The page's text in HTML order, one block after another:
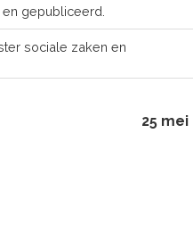
gepubliceerd.
sociale zaken en
25 mei